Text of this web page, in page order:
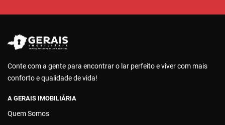
Conte com a gente para encontrar o lar perfeito e viver com mais
conforto e qualidade de vida!
A GERAIS IMOBILIÁRIA
Quem Somos